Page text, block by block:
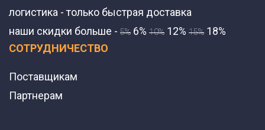
логистика - только быстрая доставка
наши скидки больше - 5% 6% 10% 12% 15% 18%
СОТРУДНИЧЕСТВО
Поставщикам
Партнерам